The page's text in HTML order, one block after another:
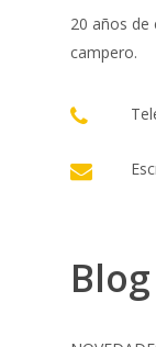
20 años de
campero.
Blog